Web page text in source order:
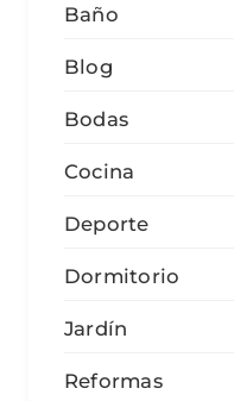
Baño
Blog
Bodas
Cocina
Deporte
Dormitorio
Jardín
Reformas